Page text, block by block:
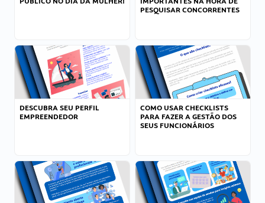
PESQUISAR CONCORRENTES
DESCUBRA SEU PERFIL
EMPREENDEDOR
COMO USAR CHECKLISTS
PARA FAZER A GESTÃO DOS
SEUS FUNCIONÁRIOS